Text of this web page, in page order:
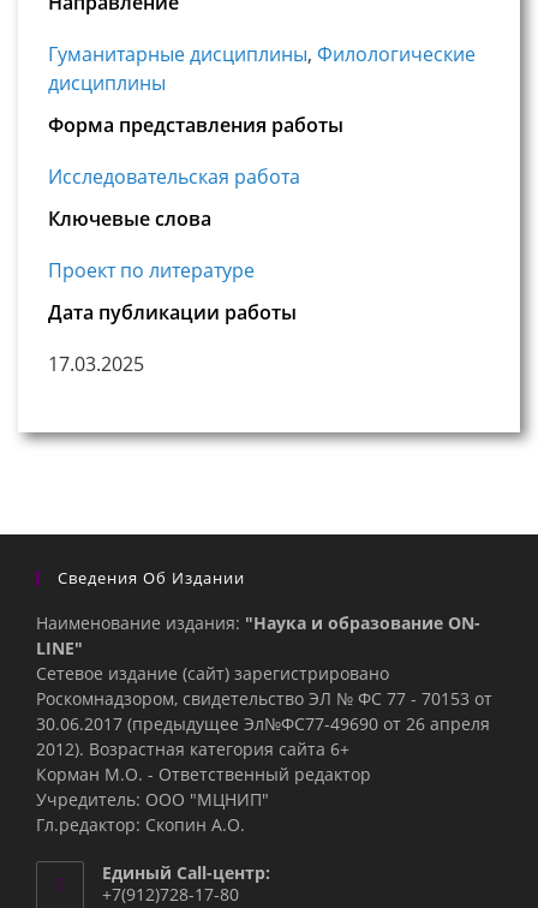
Гуманитарные дисциплины, Филологические
дисциплины
Форма представления работы
Исследовательская работа
Ключевые слова
Проект по литературе
Дата публикации работы
17.03.2025
Сведения Об Издании
Наименование издания: "Наука и образование ON-
LINE"
Сетевое издание (сайт) зарегистрировано
Роскомнадзором, свидетельство ЭЛ № ФС 77 - 70153 от
30.06.2017 (предыдущее Эл№ФC77-49690 от 26 апреля
2012). Возрастная категория сайта 6+
Корман М.О. - Ответственный редактор
Учредитель: ООО "МЦНИП"
Гл.редактор: Скопин А.О.
Единый Call-центр:
+7(912)728-17-80